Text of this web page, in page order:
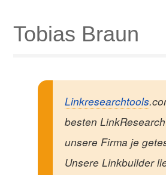
Tobias Braun
Linkresearchtools
besten
unsere Firma je
Unsere Linkbuilder